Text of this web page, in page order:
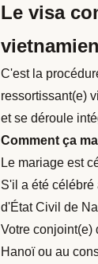
Le visa
C'est la
ressortissant(e)
et se déroule
Comment ça
Le mariage est
S'il a été
d'État Civil de
Votre conjoint(e)
Hanoï ou au